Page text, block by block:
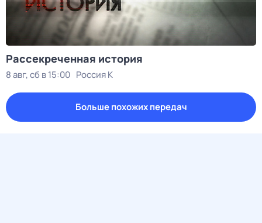
Рассекреченная история
8 авг, сб в 15:00 Россия К
Больше похожих передач